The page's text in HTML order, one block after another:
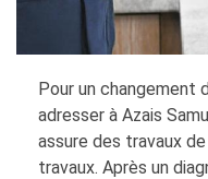
Pour un changement
adresser à Azais
assure des travaux
travaux. Après un